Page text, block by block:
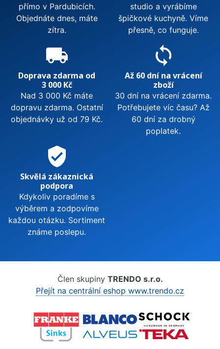
přímo v Pardubicích.
Objednáte dnes, máte
zítra.
studio a vyrábíme
špičkové kuchyně. Víme
přesně, co funguje.
local_shipping
Doprava zdarma od
3 000 Kč
Nad 3 000 Kč máte
dopravu zdarma. Ostatní
objednávky už od 79 Kč.
sync
Až 60 dní na vrácení
zboží
30 dní na vrácení zdarma.
Potřebujete víc času? Až
60 dní za drobný
poplatek.
verified_user
Skvělá zákaznická
podpora
Kdykoliv poradíme s
výběrem a zodpovíme
každou otázku. Sortiment
známe poslepu.
Člen skupiny TRENDO s.r.o.
Přejít na centrální eshop www.trendo.cz